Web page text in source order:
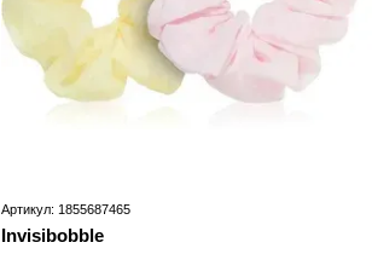
Артикул: 1855687465
Invisibobble